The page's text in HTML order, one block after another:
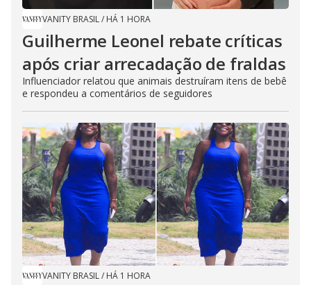
VANITY BRASIL/ HÁ 1 HORA
Guilherme Leonel rebate críticas
após criar arrecadação de fraldas
Influenciador relatou que animais destruíram itens de bebê
e respondeu a comentários de seguidores
VANITY BRASIL/ HÁ 1 HORA